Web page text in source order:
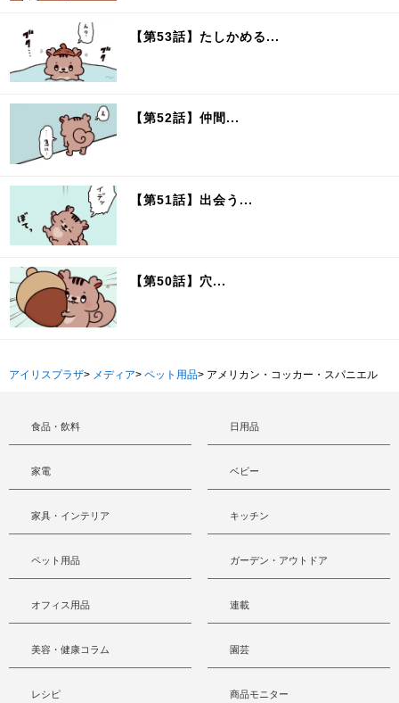
【第53話】たしかめる...
【第52話】仲間...
【第51話】出会う...
【第50話】穴...
アイリスプラザ> メディア> ペット用品> アメリカン・コッカー・スパニエル
食品・飲料 日用品
家電 ベビー
家具・インテリア キッチン
ペット用品 ガーデン・アウトドア
オフィス用品 連載
美容・健康コラム 園芸
レシピ 商品モニター